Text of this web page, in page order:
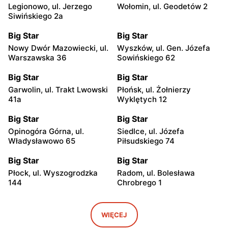
Legionowo, ul. Jerzego
Siwińskiego 2a
Wołomin, ul. Geodetów 2
Big Star
Nowy Dwór Mazowiecki, ul.
Warszawska 36
Big Star
Wyszków, ul. Gen. Józefa
Sowińskiego 62
Big Star
Garwolin, ul. Trakt Lwowski
41a
Big Star
Płońsk, ul. Żołnierzy
Wyklętych 12
Big Star
Opinogóra Górna, ul.
Władysławowo 65
Big Star
Siedlce, ul. Józefa
Piłsudskiego 74
Big Star
Płock, ul. Wyszogrodzka
144
Big Star
Radom, ul. Bolesława
Chrobrego 1
Grzecznarowskiego 28
Big Star
Płock, ul. Tysiąclecia 2a
WIĘCEJ